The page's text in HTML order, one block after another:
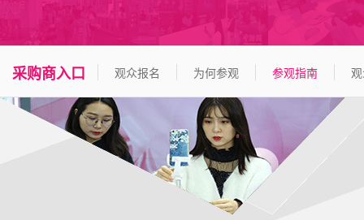
采购商入口 观众报名 为何参观 参观指南